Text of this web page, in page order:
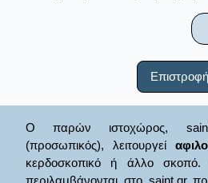
Επιστροφή
Ο παρών ιστοχώρος,
(προσωπικός), λειτουργεί
κερδοσκοπικό ή άλλο
περιλαμβάνονται στο saint.gr